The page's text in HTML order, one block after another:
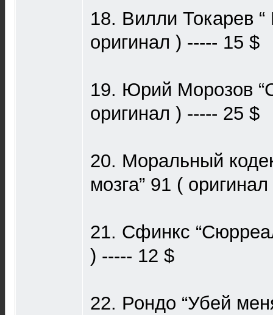
18. Вилли Токарев “
оригинал ) ----- 15 $
19. Юрий Морозов
оригинал ) ----- 25 $
20. Моральный
мозгa” 91 (
21. Сфинкс
) ----- 12 $
22. Рондо “Убей